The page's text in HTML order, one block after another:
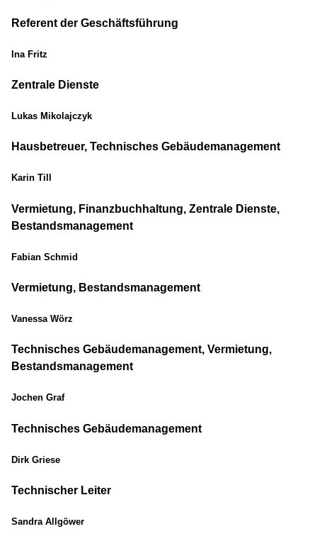
Referent der Geschäftsführung
Ina Fritz
Zentrale Dienste
Lukas Mikolajczyk
Hausbetreuer, Technisches Gebäudemanagement
Karin Till
Vermietung, Finanzbuchhaltung, Zentrale Dienste,
Bestandsmanagement
Fabian Schmid
Vermietung, Bestandsmanagement
Vanessa Wörz
Technisches Gebäudemanagement, Vermietung,
Bestandsmanagement
Jochen Graf
Technisches Gebäudemanagement
Dirk Griese
Technischer Leiter
Sandra Allgöwer